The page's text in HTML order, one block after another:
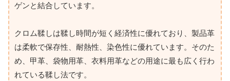
ゲンと結合しています。
クロム鞣しは鞣し時間が短く経済性に優れており、製品革
は柔軟で保存性、耐熱性、染色性に優れています。そのた
め、甲革、袋物用革、衣料用革などの用途に最も広く行わ
れている鞣し法です。